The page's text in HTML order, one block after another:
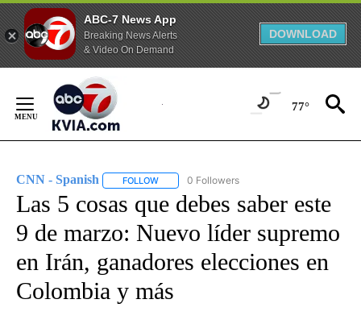
ABC-7 News App
Breaking News Alerts
& Video On Demand
DOWNLOAD
Content
77°
CNN - Spanish FOLLOW FOLLOW "CNN - SPANISH" TO RECEIVE
0 Followers
Las 5 cosas que debes saber este
9 de marzo: Nuevo líder supremo
en Irán, ganadores elecciones en
Colombia y más